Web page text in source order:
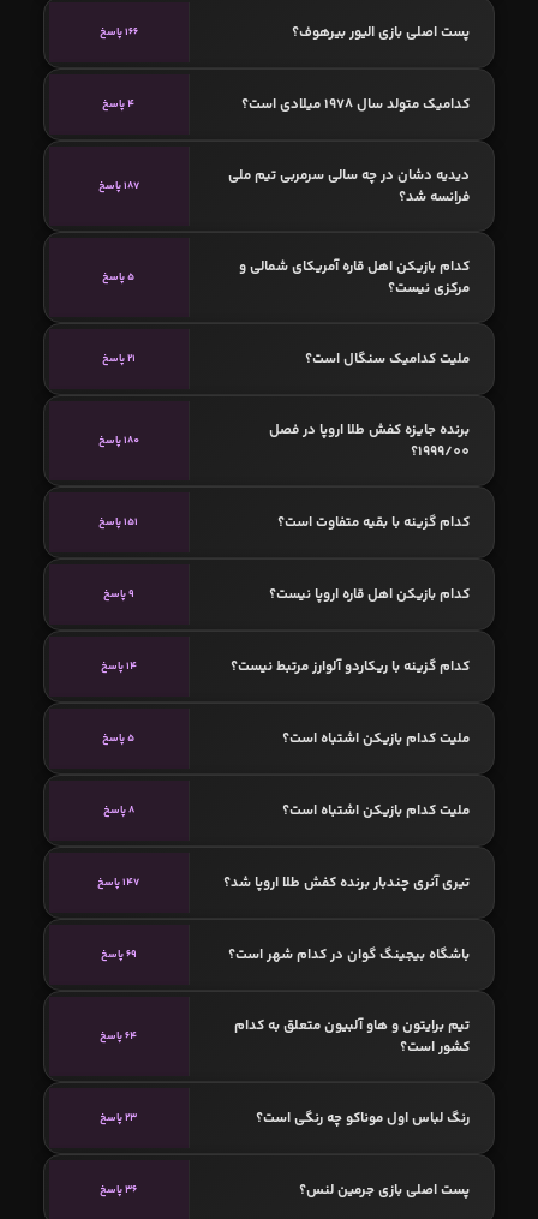
پست اصلی بازی الیور بیرهوف؟ 166 پاسخ
کدامیک متولد سال 1978 میلادی است؟ 4 پاسخ
دیدیه دشان در چه سالی سرمربی تیم ملی
فرانسه شد؟
187 پاسخ
کدام بازیکن اهل قاره آمریکای شمالی و
مرکزی نیست؟
5 پاسخ
ملیت کدامیک سنگال است؟ 21 پاسخ
برنده جایزه کفش طلا اروپا در فصل
1999/00؟
180 پاسخ
کدام گزینه با بقیه متفاوت است؟ 151 پاسخ
کدام بازیکن اهل قاره اروپا نیست؟ 9 پاسخ
کدام گزینه با ریکاردو آلوارز مرتبط نیست؟ 14 پاسخ
ملیت کدام بازیکن اشتباه است؟ 5 پاسخ
ملیت کدام بازیکن اشتباه است؟ 8 پاسخ
تیری آنری چندبار برنده کفش طلا اروپا شد؟ 147 پاسخ
باشگاه بیجینگ گوان در کدام شهر است؟ 69 پاسخ
تیم برایتون و هاو آلبیون متعلق به کدام
کشور است؟
64 پاسخ
رنگ لباس اول موناکو چه رنگی است؟ 23 پاسخ
پست اصلی بازی جرمین لنس؟ 36 پاسخ